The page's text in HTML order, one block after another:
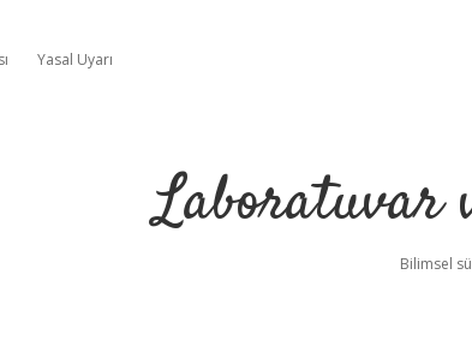
Yasal Uyarı
Laboratuvar
Bilimsel